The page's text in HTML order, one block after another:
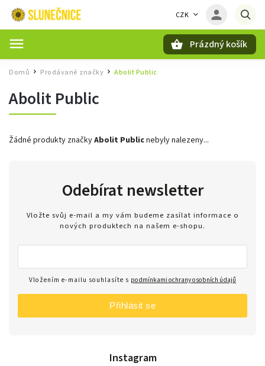
CZK
Prázdný košík
Domů / Prodávané značky / Abolit Public
Abolit Public
Žádné produkty značkyAbolit Publicnebyly nalezeny...
Instagram
Odebírat newsletter
Vložte svůj e-mail a my vám budeme zasílat informace o
nových produktech na našem e-shopu.
Vložením e-mailu souhlasíte s podmínkami ochrany osobních údajů
Přihlásit se